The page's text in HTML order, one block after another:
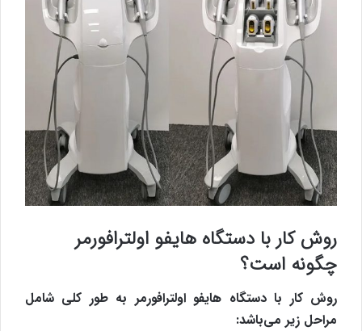
روش کار با دستگاه هایفو اولترافورمر
چگونه است؟
روش کار با دستگاه هایفو اولترافورمر به طور کلی شامل
مراحل زیر می‌باشد: